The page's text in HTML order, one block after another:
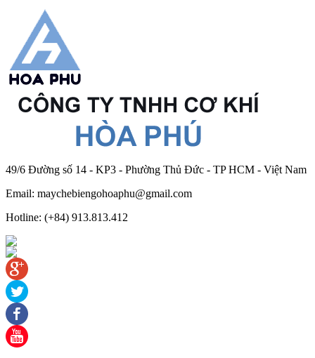
49/6 Đường số 14 - KP3 - Phường Thủ Đức - TP HCM - Việt Nam
Email: maychebiengohoaphu@gmail.com
Hotline: (+84) 913.813.412